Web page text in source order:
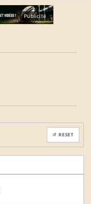
Publicité
↺ RESET